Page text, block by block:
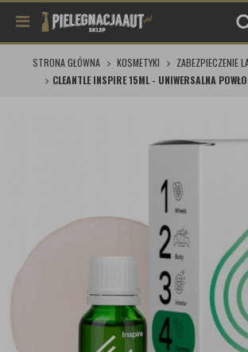
STRONA GŁÓWNA KOSMETYKI ZABEZPIECZENIE
CLEANTLE INSPIRE 15ML - UNIWERSALNA